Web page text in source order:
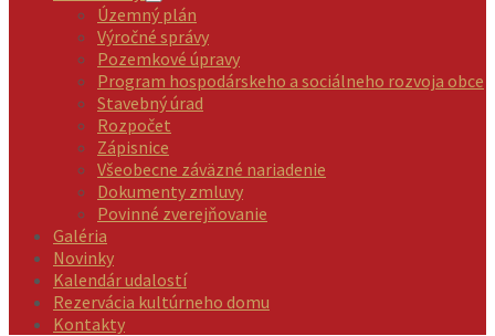
Územný plán
Výročné správy
Pozemkové úpravy
Program hospodárskeho a sociálneho rozvoja obce
Stavebný úrad
Rozpočet
Zápisnice
Všeobecne záväzné nariadenie
Dokumenty zmluvy
Povinné zverejňovanie
Galéria
Novinky
Kalendár udalostí
Rezervácia kultúrneho domu
Kontakty